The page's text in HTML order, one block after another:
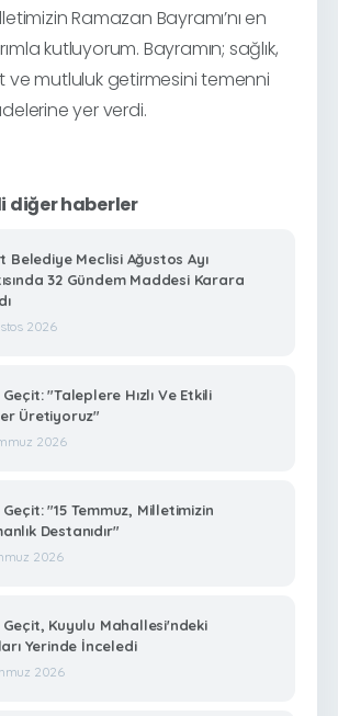
Ramazan Bayramı’nı en
kutluyorum. Bayramın; sağlık,
ve mutluluk getirmesini temenni
yer verdi.
diğer haberler
Belediye Meclisi Ağustos Ayı
32 Gündem Maddesi Karara
2026
"Taleplere Hızlı Ve Etkili
Üretiyoruz"
2026
"15 Temmuz, Milletimizin
Destanıdır"
2026
Geçit, Kuyulu Mahallesi'ndeki
Yerinde İnceledi
2026